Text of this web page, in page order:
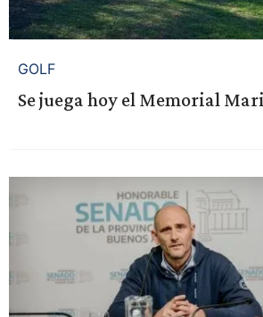
GOLF
Se juega hoy el Memorial